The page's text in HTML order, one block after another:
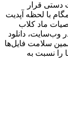
دستی قرار
با لحظه آپدیت
ماد کلاب
وب‌سایت، دانلود
سلامت فایل‌ها
را نسبت به